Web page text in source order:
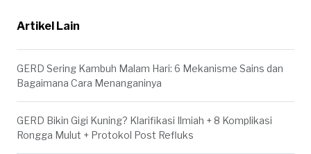
Artikel Lain
GERD Sering Kambuh Malam Hari: 6 Mekanisme Sains dan
Bagaimana Cara Menanganinya
GERD Bikin Gigi Kuning? Klarifikasi Ilmiah + 8 Komplikasi
Rongga Mulut + Protokol Post Refluks